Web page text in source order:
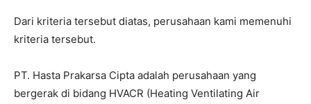
Dari kriteria tersebut diatas, perusahaan kami memenuhi
kriteria tersebut.
PT. Hasta Prakarsa Cipta adalah perusahaan yang
bergerak di bidang HVACR (Heating Ventilating Air